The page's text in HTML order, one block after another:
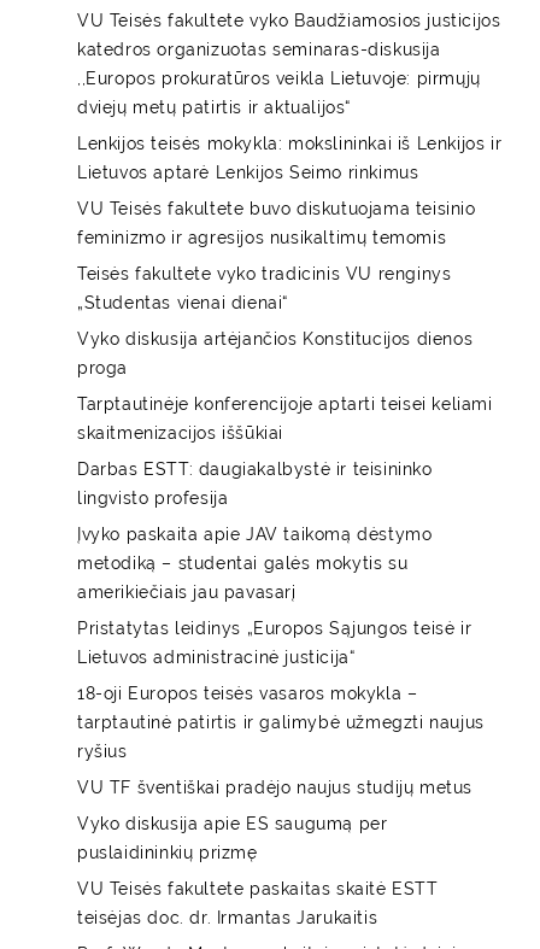
VU Teisės fakultete vyko Baudžiamosios justicijos
katedros organizuotas seminaras-diskusija
,,Europos prokuratūros veikla Lietuvoje: pirmųjų
dviejų metų patirtis ir aktualijos“
Lenkijos teisės mokykla: mokslininkai iš Lenkijos ir
Lietuvos aptarė Lenkijos Seimo rinkimus
VU Teisės fakultete buvo diskutuojama teisinio
feminizmo ir agresijos nusikaltimų temomis
Teisės fakultete vyko tradicinis VU renginys
„Studentas vienai dienai“
Vyko diskusija artėjančios Konstitucijos dienos
proga
Tarptautinėje konferencijoje aptarti teisei keliami
skaitmenizacijos iššūkiai
Darbas ESTT: daugiakalbystė ir teisininko
lingvisto profesija
Įvyko paskaita apie JAV taikomą dėstymo
metodiką – studentai galės mokytis su
amerikiečiais jau pavasarį
Pristatytas leidinys „Europos Sąjungos teisė ir
Lietuvos administracinė justicija“
18-oji Europos teisės vasaros mokykla –
tarptautinė patirtis ir galimybė užmegzti naujus
ryšius
VU TF šventiškai pradėjo naujus studijų metus
Vyko diskusija apie ES saugumą per
puslaidininkių prizmę
VU Teisės fakultete paskaitas skaitė ESTT
teisėjas doc. dr. Irmantas Jarukaitis